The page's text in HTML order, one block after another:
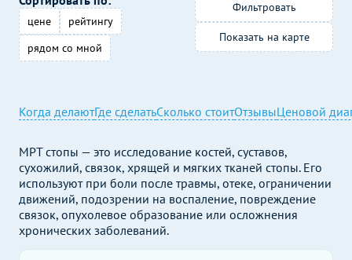
цене
рейтингу
рядом со мной
Фильтровать
Показать на карте
Когда делаютГде сделатьСколько стоитОтзывыЦеновой
МРТ стопы — это исследование костей, суставов,
сухожилий, связок, хрящей и мягких тканей стопы. Его
используют при боли после травмы, отеке, ограничении
движений, подозрении на воспаление, повреждение
связок, опухолевое образование или осложнения
хронических заболеваний.